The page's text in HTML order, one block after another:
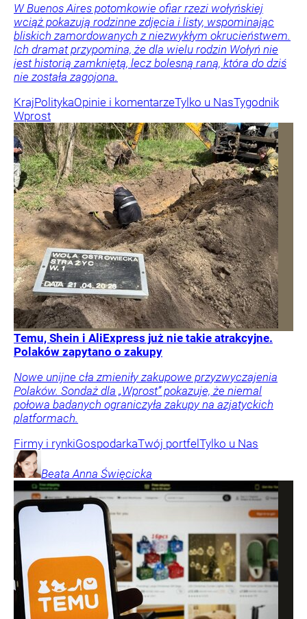
W Buenos Aires potomkowie ofiar rzezi wołyńskiej
wciąż pokazują rodzinne zdjęcia i listy, wspominając
bliskich zamordowanych z niezwykłym okrucieństwem.
Ich dramat przypomina, że dla wielu rodzin Wołyń nie
jest historią zamkniętą, lecz bolesną raną, która do dziś
nie została zagojona.
KrajPolitykaOpinie i komentarzeTylko u NasTygodnik
Wprost
Temu, Shein i AliExpress już nie takie atrakcyjne.
Polaków zapytano o zakupy
Nowe unijne cła zmieniły zakupowe przyzwyczajenia
Polaków. Sondaż dla „Wprost” pokazuje, że niemal
połowa badanych ograniczyła zakupy na azjatyckich
platformach.
Firmy i rynkiGospodarkaTwój portfelTylko u Nas
Beata Anna Święcicka